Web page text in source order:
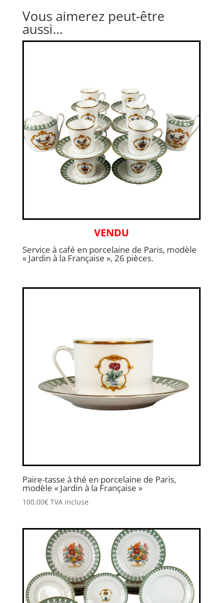
Vous aimerez peut-être
aussi…
VENDU
Service à café en porcelaine de Paris, modèle
« Jardin à la Française », 26 pièces.
Paire-tasse à thé en porcelaine de Paris,
modèle « Jardin à la Française »
100,00€ TVA incluse